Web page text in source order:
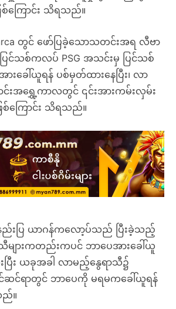
ကြောင်း သိရသည်။
တွင် ဖော်ပြခဲ့သောသတင်းအရ လီဗာ
င်သစ်ကလပ် PSG အသင်းမှ ပြင်သစ်
းခေါ်ယူရန် ပစ်မှတ်ထားနေပြီး၊ လာ
င်းအရွှေ့ကာလတွင် ၎င်းအားကမ်းလှမ်း
စ်ကြောင်း သိရသည်။
းပြ ယာဂန်ကလော့ပ်သည် ပြီးခဲ့သည့်
များကတည်းကပင် ဘာပေအားခေါ်ယူ
ပြီး ယခုအခါ လာမည့်နွေရာသီ၌
င်ရာတွင် ဘာပေကို မရမကခေါ်ယူရန်
ည်။